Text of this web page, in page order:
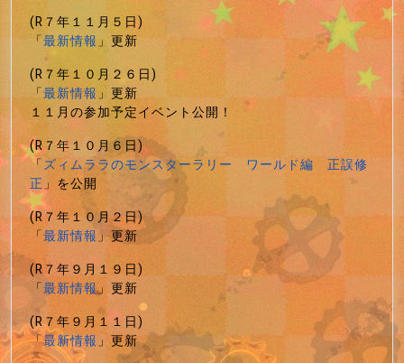
(R７年１１月５日)
「最新情報」更新
(R７年１０月２６日)
「最新情報」更新
１１月の参加予定イベント公開！
(R７年１０月６日)
「ズィムララのモンスターラリー ワールド編 正誤修
正」を公開
(R７年１０月２日)
「最新情報」更新
(R７年９月１９日)
「最新情報」更新
(R７年９月１１日)
「最新情報」更新